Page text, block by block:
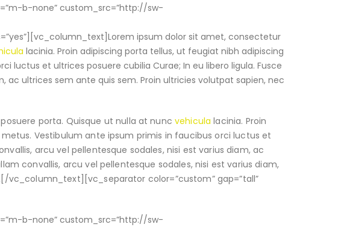
b-none” custom_src=”http://sw-
ipsum dolor sit amet, consectetur
lacinia. Proin adipiscing porta tellus, ut feugiat nibh adipiscing
luctus et ultrices posuere cubilia Curae; In eu libero ligula. Fusce
ac ultrices sem ante quis sem. Proin ultricies volutpat sapien, nec
porta. Quisque ut nulla at nuncvehicula lacinia. Proin
Vestibulum ante ipsum primis in faucibus orci luctus et
arcu vel pellentesque sodales, nisi est varius diam, ac
convallis, arcu vel pellentesque sodales, nisi est varius diam,
vc_column_text][vc_separator color=”custom” gap=”tall”
b-none” custom_src=”http://sw-